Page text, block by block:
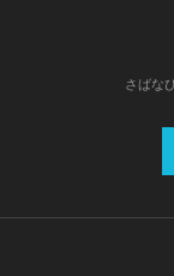
さばな